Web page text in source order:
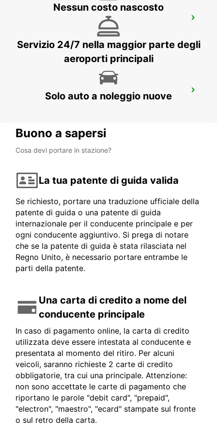
WITTEN / RUHR - GERMANY
BOCHUM
Nessun costo nascosto
Servizio 24/7 nella maggior parte degli
aeroporti principali
Solo auto a noleggio nuove
Buono a sapersi
Cosa devi portare in stazione?
La tua patente di guida valida
Se richiesto, portare una traduzione ufficiale della
patente di guida o una patente di guida
internazionale per il conducente principale e per
ogni conducente aggiuntivo. Si prega di notare
che se la patente di guida è stata rilasciata nel
Regno Unito, è necessario portare entrambe le
parti della patente.
Una carta di credito a nome del
conducente principale
In caso di pagamento online, la carta di credito
utilizzata deve essere intestata al conducente e
presentata al momento del ritiro. Per alcuni
veicoli, saranno richieste 2 carte di credito
obbligatorie, tra cui una principale. Attenzione:
non sono accettate le carte di pagamento che
riportano le parole "debit card", "prepaid",
"electron", "maestro", "ecard" stampate sul fronte
o sul retro della carta.